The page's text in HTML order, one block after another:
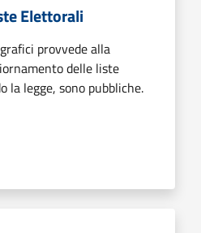
Elettorali
provvede alla
delle liste
la legge, sono pubbliche.